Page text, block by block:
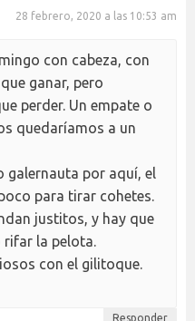
28 febrero, 2020 a las 10:53 am
con cabeza, con
ganar, pero
perder. Un empate o
quedaríamos a un
por aquí, el
para tirar cohetes.
justitos, y hay que
rifar la pelota.
con el gilitoque.
Responder